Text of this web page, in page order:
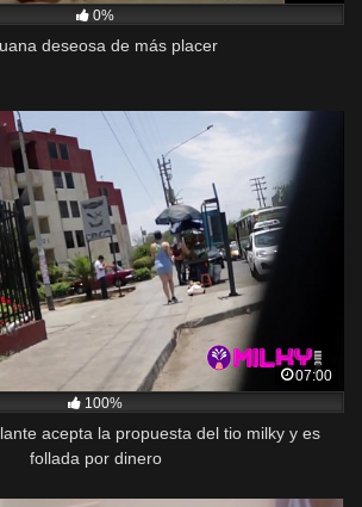
0%
deseosa de más placer
07:00
100%
acepta la propuesta del tio milky y es
follada por dinero